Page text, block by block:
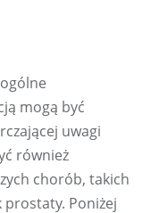
mogą być
uwagi
również
chorób, takich
prostaty. Poniżej